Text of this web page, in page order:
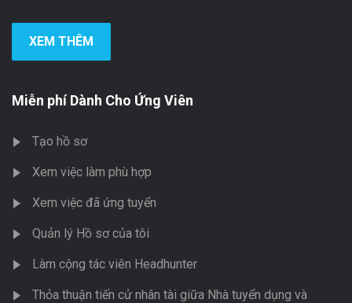
XEM THÊM
Miễn phí Dành Cho Ứng Viên
Tạo hồ sơ
Xem việc làm phù hợp
Xem việc đã ứng tuyển
Quản lý Hồ sơ của tôi
Làm cộng tác viên Headhunter
Thỏa thuận tiến cử nhân tài giữa Nhà tuyển dụng và